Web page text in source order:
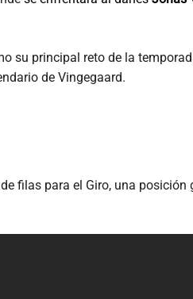
su principal reto de la
de Vingegaard.
filas para el Giro, una posición